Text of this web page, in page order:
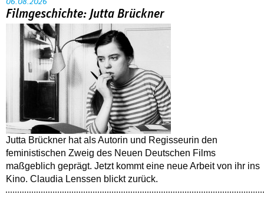
06.08.2026
Filmgeschichte: Jutta Brückner
Jutta Brückner hat als Autorin und Regisseurin den
feministischen Zweig des Neuen Deutschen Films
maßgeblich geprägt. Jetzt kommt eine neue Arbeit von ihr ins
Kino. Claudia Lenssen blickt zurück.